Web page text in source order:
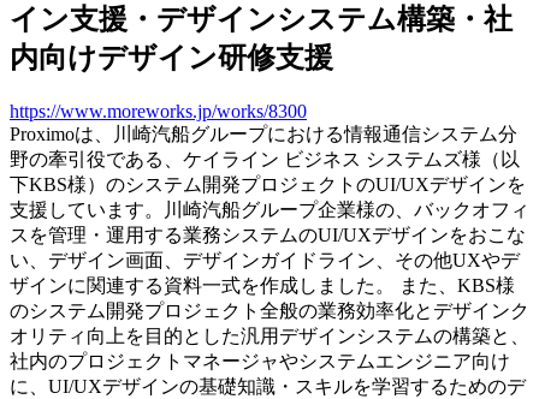
イン支援・デザインシステム構築・社
内向けデザイン研修支援
https://www.moreworks.jp/works/8300
Proximoは、川崎汽船グループにおける情報通信システム分
野の牽引役である、ケイライン ビジネス システムズ様（以
下KBS様）のシステム開発プロジェクトのUI/UXデザインを
支援しています。川崎汽船グループ企業様の、バックオフィ
スを管理・運用する業務システムのUI/UXデザインをおこな
い、デザイン画面、デザインガイドライン、その他UXやデ
ザインに関連する資料一式を作成しました。 また、KBS様
のシステム開発プロジェクト全般の業務効率化とデザインク
オリティ向上を目的とした汎用デザインシステムの構築と、
社内のプロジェクトマネージャやシステムエンジニア向け
に、UI/UXデザインの基礎知識・スキルを学習するためのデ